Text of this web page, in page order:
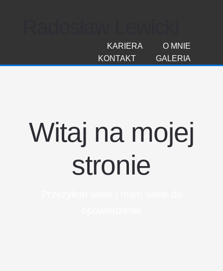
O MNIE
KARIERA
GALERIA
KONTAKT
Witaj na mojej
stronie